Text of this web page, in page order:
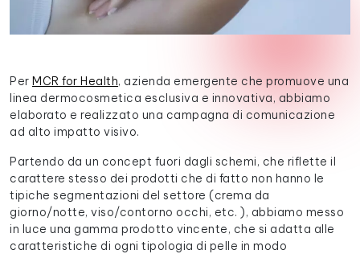
Per MCR for Health, azienda emergente che promuove una
linea dermocosmetica esclusiva e innovativa, abbiamo
elaborato e realizzato una campagna di comunicazione
ad alto impatto visivo.
Partendo da un concept fuori dagli schemi, che riflette il
carattere stesso dei prodotti che di fatto non hanno le
tipiche segmentazioni del settore (crema da
giorno/notte, viso/contorno occhi, etc. ), abbiamo messo
in luce una gamma prodotto vincente, che si adatta alle
caratteristiche di ogni tipologia di pelle in modo